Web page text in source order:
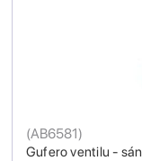
Gufero ventilu -
(AB6581)